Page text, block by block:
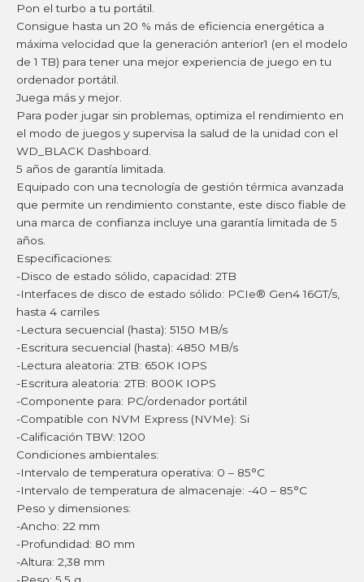
Pon el turbo a tu portátil.
Consigue hasta un 20 % más de eficiencia energética a
máxima velocidad que la generación anterior1 (en el modelo
de 1 TB) para tener una mejor experiencia de juego en tu
ordenador portátil.
Juega más y mejor.
Para poder jugar sin problemas, optimiza el rendimiento en
el modo de juegos y supervisa la salud de la unidad con el
WD_BLACK Dashboard.
5 años de garantía limitada.
Equipado con una tecnología de gestión térmica avanzada
que permite un rendimiento constante, este disco fiable de
una marca de confianza incluye una garantía limitada de 5
años.
Especificaciones:
-Disco de estado sólido, capacidad: 2TB
-Interfaces de disco de estado sólido: PCIe® Gen4 16GT/s,
hasta 4 carriles
-Lectura secuencial (hasta): 5150 MB/s
-Escritura secuencial (hasta): 4850 MB/s
-Lectura aleatoria: 2TB: 650K IOPS
-Escritura aleatoria: 2TB: 800K IOPS
-Componente para: PC/ordenador portátil
-Compatible con NVM Express (NVMe): Si
-Calificación TBW: 1200
Condiciones ambientales:
-Intervalo de temperatura operativa: 0 – 85°C
-Intervalo de temperatura de almacenaje: -40 – 85°C
Peso y dimensiones:
-Ancho: 22 mm
-Profundidad: 80 mm
-Altura: 2,38 mm
-Peso: 5,5 g